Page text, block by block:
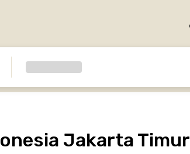
Jakarta Timur